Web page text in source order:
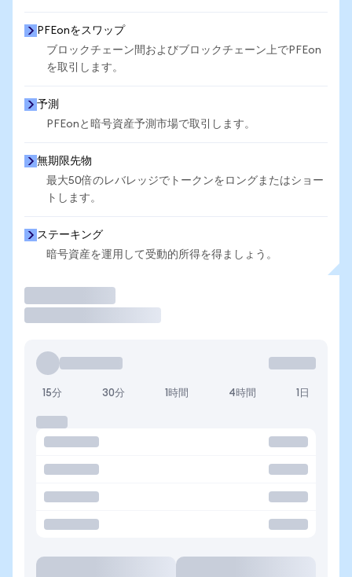
PFEonをスワップ
ブロックチェーン間およびブロックチェーン上でPFEon
を取引します。
予測
PFEonと暗号資産予測市場で取引します。
無期限先物
最大50倍のレバレッジでトークンをロングまたはショー
トします。
ステーキング
暗号資産を運用して受動的所得を得ましょう。
15分 30分 1時間 4時間 1日